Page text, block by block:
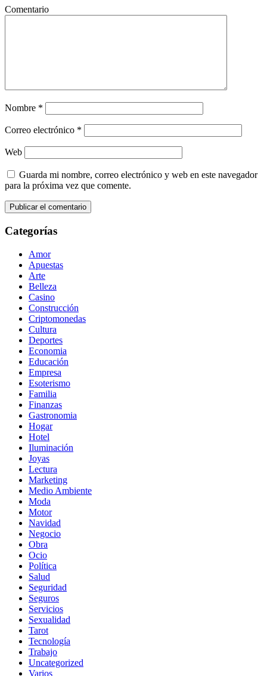
Comentario
Nombre *
Correo electrónico *
Web
Guarda mi nombre, correo electrónico y web en este navegador
para la próxima vez que comente.
Categorías
Amor
Apuestas
Arte
Belleza
Casino
Construcción
Criptomonedas
Cultura
Deportes
Economia
Educación
Empresa
Esoterismo
Familia
Finanzas
Gastronomia
Hogar
Hotel
Iluminación
Joyas
Lectura
Marketing
Medio Ambiente
Moda
Motor
Navidad
Negocio
Obra
Ocio
Política
Salud
Seguridad
Seguros
Servicios
Sexualidad
Tarot
Tecnología
Trabajo
Uncategorized
Varios